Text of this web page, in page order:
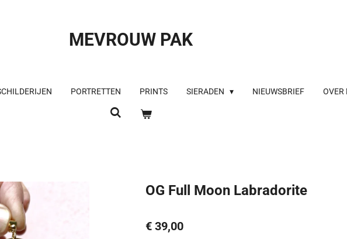
MEVROUW PAK
PORTRETTEN PRINTS SIERADEN NIEUWSBRIEF OVER
OG Full Moon Labradorite
€ 39,00